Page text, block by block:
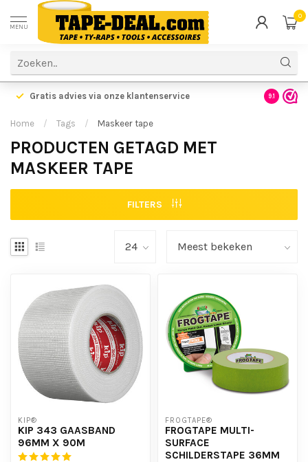
MENU
0
Voor 17.00 uur besteld,vandaag verzonden! 9.1
Home / Tags / Maskeer tape
PRODUCTEN GETAGD MET
MASKEER TAPE
FILTERS
KIP®
KIP 343 GAASBAND
96MM X 90M
FROGTAPE®
FROGTAPE MULTI-
SURFACE
SCHILDERSTAPE 36MM